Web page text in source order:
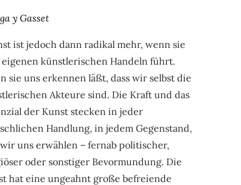
y Gasset
ist jedoch dann radikal mehr, wenn sie
eigenen künstlerischen Handeln führt.
sie uns erkennen läßt, dass wir selbst die
Akteure sind. Die Kraft und das
der Kunst stecken in jeder
Handlung, in jedem Gegenstand,
uns erwählen – fernab politischer,
oder sonstiger Bevormundung. Die
hat eine ungeahnt große befreiende